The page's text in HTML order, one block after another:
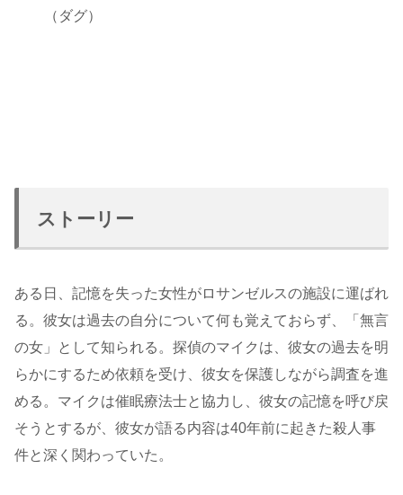
（ダグ）
ストーリー
ある日、記憶を失った女性がロサンゼルスの施設に運ばれ
る。彼女は過去の自分について何も覚えておらず、「無言
の女」として知られる。探偵のマイクは、彼女の過去を明
らかにするため依頼を受け、彼女を保護しながら調査を進
める。マイクは催眠療法士と協力し、彼女の記憶を呼び戻
そうとするが、彼女が語る内容は40年前に起きた殺人事
件と深く関わっていた。